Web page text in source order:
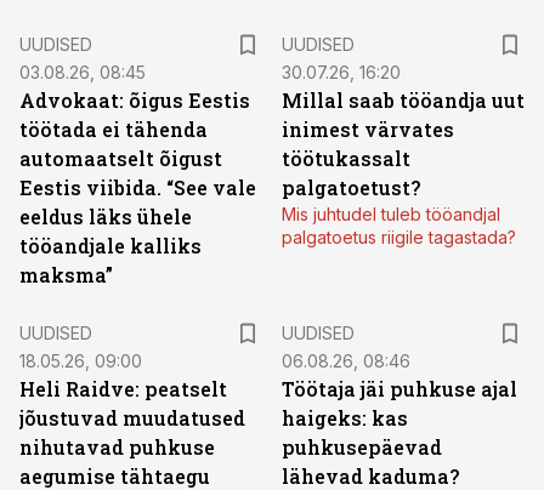
UUDISED
03.08.26, 08:45
Advokaat: õigus Eestis
töötada ei tähenda
automaatselt õigust
Eestis viibida. “See vale
eeldus läks ühele
tööandjale kalliks
maksma”
UUDISED
30.07.26, 16:20
Millal saab tööandja uut
inimest värvates
töötukassalt
palgatoetust?
Mis juhtudel tuleb tööandjal
palgatoetus riigile tagastada?
UUDISED
18.05.26, 09:00
Heli Raidve: peatselt
jõustuvad muudatused
nihutavad puhkuse
aegumise tähtaegu
UUDISED
06.08.26, 08:46
Töötaja jäi puhkuse ajal
haigeks: kas
puhkusepäevad
lähevad kaduma?